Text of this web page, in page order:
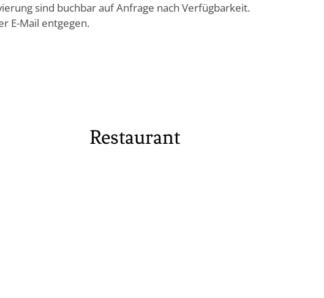
sind buchbar auf Anfrage nach Verfügbarkeit.
E-Mail entgegen.
Restaurant